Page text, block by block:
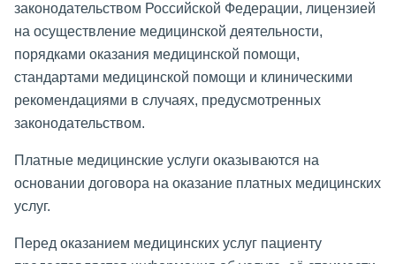
законодательством Российской Федерации, лицензией
на осуществление медицинской деятельности,
порядками оказания медицинской помощи,
стандартами медицинской помощи и клиническими
рекомендациями в случаях, предусмотренных
законодательством.
Платные медицинские услуги оказываются на
основании договора на оказание платных медицинских
услуг.
Перед оказанием медицинских услуг пациенту